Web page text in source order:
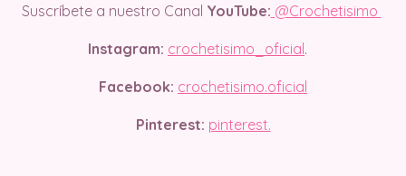
Suscríbete a nuestro Canal YouTube: @Crochetisimo
Instagram: crochetisimo_oficial.
Facebook: crochetisimo.oficial
Pinterest: pinterest.